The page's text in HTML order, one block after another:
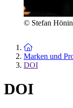
© Stefan
Zur Startseite
Marken und
DOI
DOI